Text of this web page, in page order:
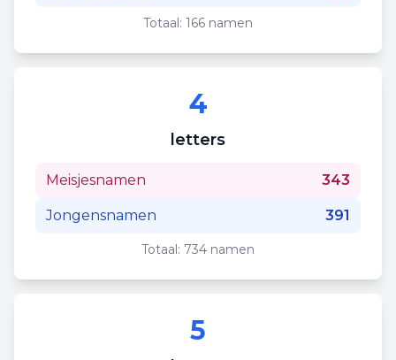
Totaal: 166 namen
4
letters
Meisjesnamen 343
Jongensnamen 391
Totaal: 734 namen
5